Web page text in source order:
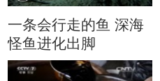
一条会行走的鱼 深海
怪鱼进化出脚